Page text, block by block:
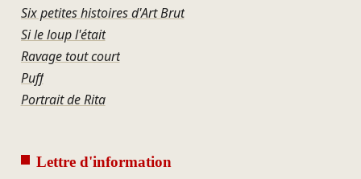
Six petites histoires d'Art Brut
Si le loup l'était
Ravage tout court
Puff
Portrait de Rita
Lettre d'information